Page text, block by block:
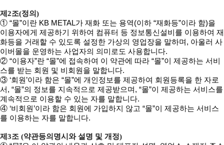
제2조(정의)
① “몰”이란 KB METAL가 재화 또는 용역(이하 “재화등”이라 함)을
이용자에게 제공하기 위하여 컴퓨터 등 정보통신설비를 이용하여 재
화등을 거래할 수 있도록 설정한 가상의 영업장을 말하며, 아울러 사
이버몰을 운영하는 사업자의 의미로도 사용합니다.
② “이용자”란 “몰”에 접속하여 이 약관에 따라 “몰”이 제공하는 서비
스를 받는 회원 및 비회원을 말합니다.
③ ‘회원’이라 함은 “몰”에 개인정보를 제공하여 회원등록을 한 자로
서, “몰”의 정보를 지속적으로 제공받으며, “몰”이 제공하는 서비스를
계속적으로 이용할 수 있는 자를 말합니다.
④ ‘비회원’이라 함은 회원에 가입하지 않고 “몰”이 제공하는 서비스
를 이용하는 자를 말합니다.
제3조 (약관등의명시와 설명 및 개정)